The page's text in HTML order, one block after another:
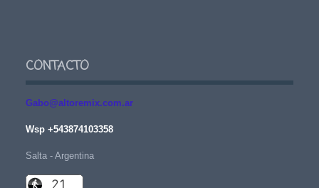
CONTACTO
Gabo@altoremix.com.ar
Wsp +543874103358
Salta - Argentina